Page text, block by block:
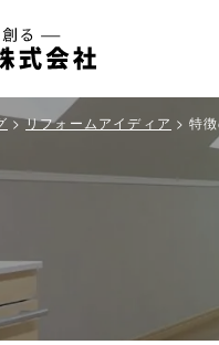
リフォームアイディア 特